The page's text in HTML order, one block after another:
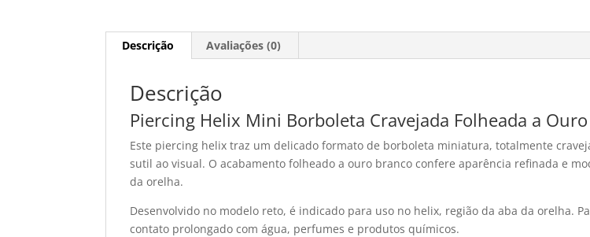
Descrição Avaliações (0)
Descrição
Piercing Helix Mini Borboleta Cravejada Folheada a
Este piercing helix traz um delicado formato de borboleta miniatura, totalmente
sutil ao visual. O acabamento folheado a ouro branco confere aparência refinada e
da orelha.
Desenvolvido no modelo reto, é indicado para uso no helix, região da aba da orelha.
contato prolongado com água, perfumes e produtos químicos.